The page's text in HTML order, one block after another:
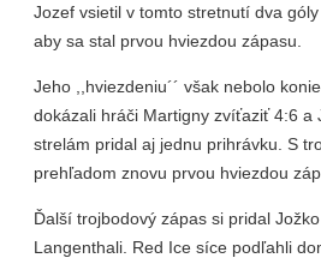
Jozef vsietil v tomto stretnutí dva
aby sa stal prvou hviezdou zápasu.
Jeho ,,hviezdeniu´´ však nebolo
dokázali hráči Martigny zvíťaziť 4:6 a
strelám pridal aj jednu prihrávku. S
prehľadom znovu prvou hviezdou
Ďalší trojbodový zápas si pridal
Langenthali. Red Ice síce podľahli